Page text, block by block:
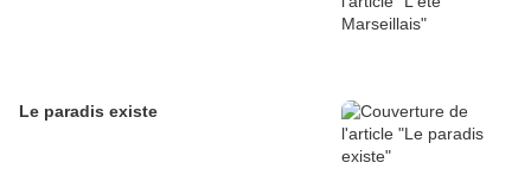
Le paradis existe